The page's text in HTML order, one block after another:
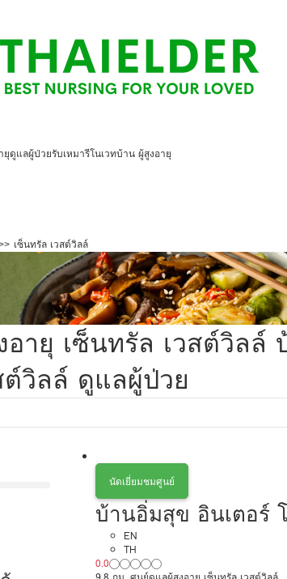
ยุดูแลผู้ป่วยรับเหมารีโนเวทบ้าน ผู้สูงอายุ
เซ็นทรัล เวสต์วิลล์
ายุ เซ็นทรัล เวสต์วิลล์
ต์วิลล์ ดูแลผู้ป่วย
นัดเยี่ยมชมศูนย์
บ้านอิ่มสุข อินเตอร์
EN
TH
0.0